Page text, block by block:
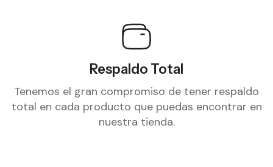
Respaldo Total
Tenemos el gran compromiso de tener respaldo
total en cada producto que puedas encontrar en
nuestra tienda.